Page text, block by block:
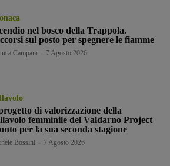
nel bosco della Trappola.
sul posto per spegnere le fiamme
Campani 7 Agosto 2026
di valorizzazione della
femminile del Valdarno Project
per la sua seconda stagione
Bossini 7 Agosto 2026